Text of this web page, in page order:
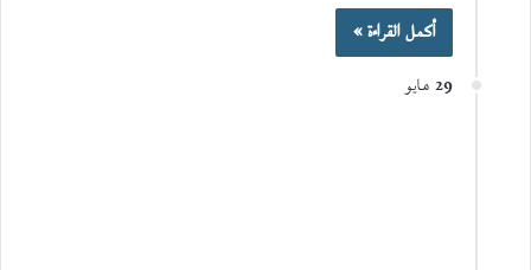
أكمل القراءة »
29 مايو